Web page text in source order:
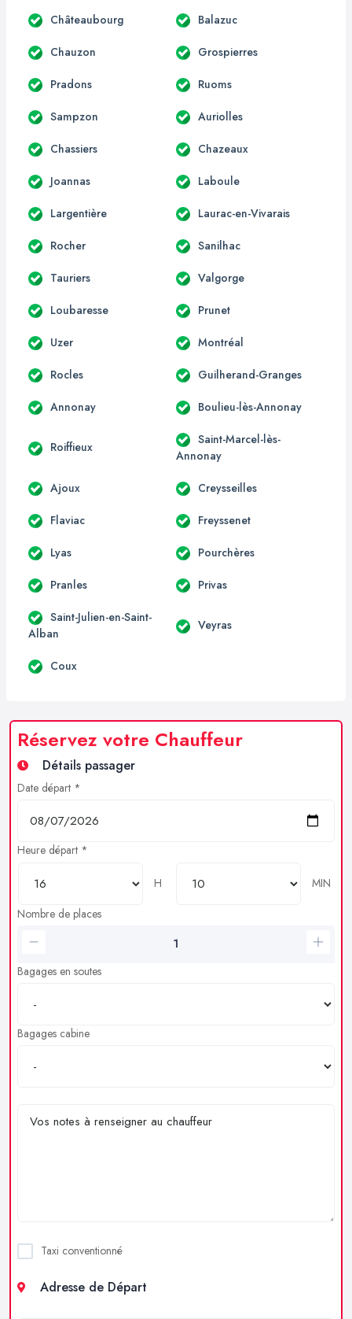
Châteaubourg Balazuc
Chauzon Grospierres
Pradons Ruoms
Sampzon Auriolles
Chassiers Chazeaux
Joannas Laboule
Largentière Laurac-en-Vivarais
Rocher Sanilhac
Tauriers Valgorge
Loubaresse Prunet
Uzer Montréal
Rocles Guilherand-Granges
Annonay Boulieu-lès-Annonay
Roiffieux
Saint-Marcel-lès-
Annonay
Ajoux Creysseilles
Flaviac Freyssenet
Lyas Pourchères
Pranles Privas
Saint-Julien-en-Saint-
Alban
Veyras
Coux
Réservez votre Chauffeur
Détails passager
Date départ *
Heure départ *
H
MIN
Nombre de places
Bagages en soutes
Bagages cabine
Taxi conventionné
Adresse de Départ